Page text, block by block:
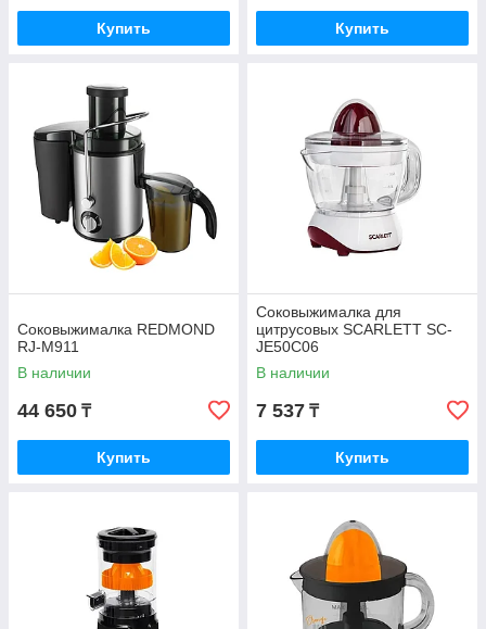
Купить Купить
Соковыжималка REDMOND
RJ-M911
В наличии
44 650 ₸
Купить
Соковыжималка для
цитрусовых SCARLETT SC-
JE50C06
В наличии
7 537 ₸
Купить